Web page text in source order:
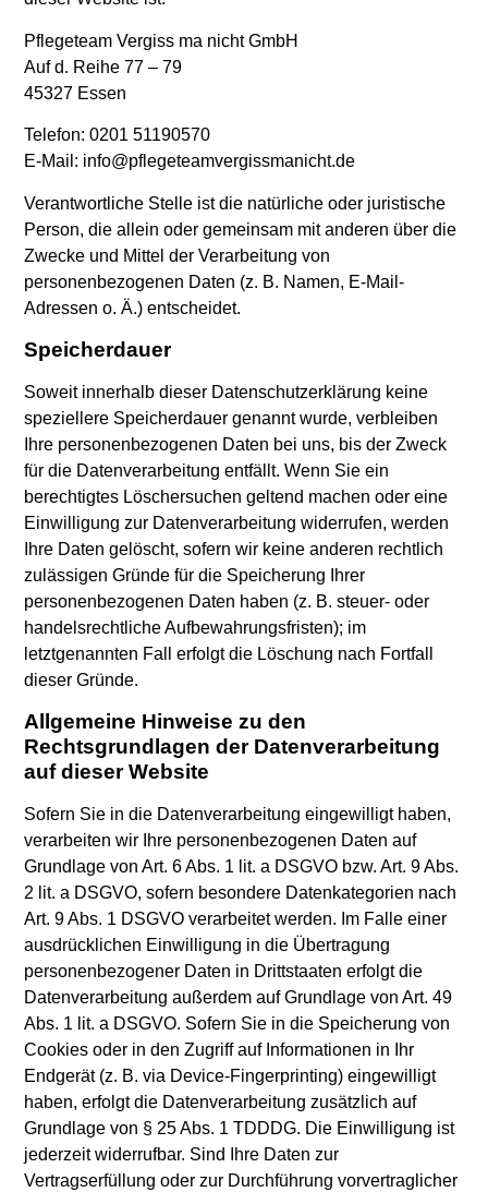
Pflegeteam Vergiss ma nicht GmbH
Auf d. Reihe 77 – 79
45327 Essen
Telefon: 0201 51190570
E-Mail: info@pflegeteamvergissmanicht.de
Verantwortliche Stelle ist die natürliche oder juristische
Person, die allein oder gemeinsam mit anderen über die
Zwecke und Mittel der Verarbeitung von
personenbezogenen Daten (z. B. Namen, E-Mail-
Adressen o. Ä.) entscheidet.
Speicherdauer
Soweit innerhalb dieser Datenschutzerklärung keine
speziellere Speicherdauer genannt wurde, verbleiben
Ihre personenbezogenen Daten bei uns, bis der Zweck
für die Datenverarbeitung entfällt. Wenn Sie ein
berechtigtes Löschersuchen geltend machen oder eine
Einwilligung zur Datenverarbeitung widerrufen, werden
Ihre Daten gelöscht, sofern wir keine anderen rechtlich
zulässigen Gründe für die Speicherung Ihrer
personenbezogenen Daten haben (z. B. steuer- oder
handelsrechtliche Aufbewahrungsfristen); im
letztgenannten Fall erfolgt die Löschung nach Fortfall
dieser Gründe.
Allgemeine Hinweise zu den
Rechtsgrundlagen der Datenverarbeitung
auf dieser Website
Sofern Sie in die Datenverarbeitung eingewilligt haben,
verarbeiten wir Ihre personenbezogenen Daten auf
Grundlage von Art. 6 Abs. 1 lit. a DSGVO bzw. Art. 9 Abs.
2 lit. a DSGVO, sofern besondere Datenkategorien nach
Art. 9 Abs. 1 DSGVO verarbeitet werden. Im Falle einer
ausdrücklichen Einwilligung in die Übertragung
personenbezogener Daten in Drittstaaten erfolgt die
Datenverarbeitung außerdem auf Grundlage von Art. 49
Abs. 1 lit. a DSGVO. Sofern Sie in die Speicherung von
Cookies oder in den Zugriff auf Informationen in Ihr
Endgerät (z. B. via Device-Fingerprinting) eingewilligt
haben, erfolgt die Datenverarbeitung zusätzlich auf
Grundlage von § 25 Abs. 1 TDDDG. Die Einwilligung ist
jederzeit widerrufbar. Sind Ihre Daten zur
Vertragserfüllung oder zur Durchführung vorvertraglicher